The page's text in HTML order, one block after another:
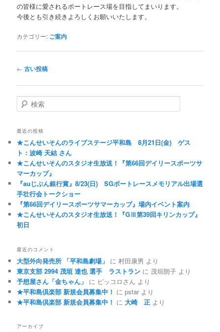
の皆様に愛されるボートレース場を目指してまいります。
今後とも引き続きよろしくお願いいたします。
カテゴリー: ご案内
投稿ナビゲーション
← 古い投稿
検索
最近の投稿
★こんせいそんのライブステージ平和島 8月21日(金) ゲス
ト：波崎 天結 さん
★こんせいそんのスタジオ生放送！『第66回デイリースポーツサ
マーカップ』
『auじぶん銀行賞』8/23(日) SGボートレースメモリアル出場選
手壮行会トークショー
『第66回デイリースポーツサマーカップ』場内イベント案内
★こんせいそんのスタジオ生放送！『GⅢ第39回キリンカップ』
初日
最近のコメント
大型外向発売所 「平和島劇場」 に村田康男 より
東京支部 2994 茂垣 達也 選手 ラストラン に 茂垣朗子 より
予想屋さん「金ちゃん」
に ピッコロさん より
★平和島倶楽部 新規会員募集中！ にpstar より
★平和島倶楽部 新規会員募集中！ に大崎 正 より
アーカイブ